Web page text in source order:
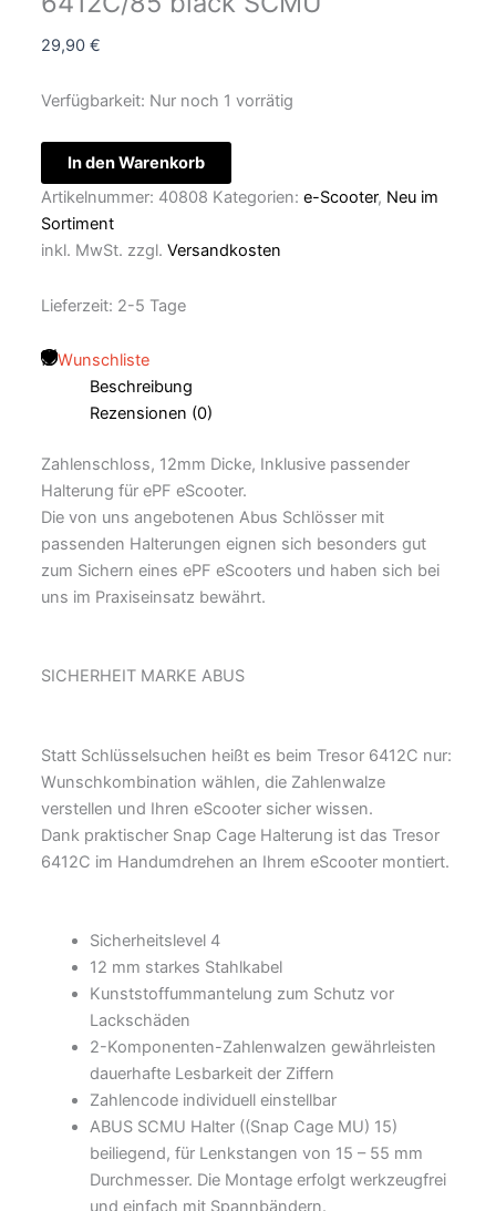
29,90€
Verfügbarkeit: Nur noch 1 vorrätig
In den Warenkorb
Artikelnummer: 40808 Kategorien:e-Scooter, Neu im
Sortiment
inkl. MwSt. zzgl.Versandkosten
Lieferzeit: 2-5 Tage
Wunschliste
Beschreibung
Rezensionen (0)
Zahlenschloss, 12mm Dicke, Inklusive passender
Halterung für ePF eScooter.
Die von uns angebotenen Abus Schlösser mit
passenden Halterungen eignen sich besonders gut
zum Sichern eines ePF eScooters und haben sich bei
uns im Praxiseinsatz bewährt.
SICHERHEIT MARKE ABUS
Statt Schlüsselsuchen heißt es beim Tresor 6412C nur:
Wunschkombination wählen, die Zahlenwalze
verstellen und Ihren eScooter sicher wissen.
Dank praktischer Snap Cage Halterung ist das Tresor
6412C im Handumdrehen an Ihrem eScooter montiert.
Sicherheitslevel 4
12 mm starkes Stahlkabel
Kunststoffummantelung zum Schutz vor
Lackschäden
2-Komponenten-Zahlenwalzen gewährleisten
dauerhafte Lesbarkeit der Ziffern
Zahlencode individuell einstellbar
ABUS SCMU Halter ((Snap Cage MU) 15)
beiliegend, für Lenkstangen von 15 – 55 mm
Durchmesser. Die Montage erfolgt werkzeugfrei
und einfach mit Spannbändern.